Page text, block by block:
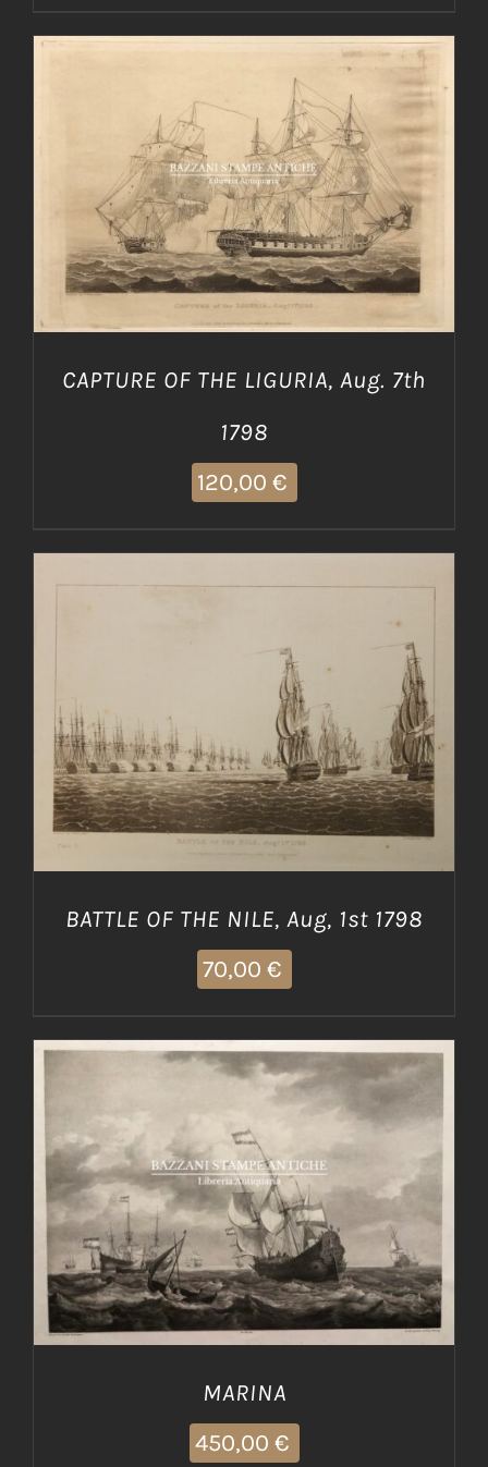
AGGIUNGI AL CARRELLO / DETTAGLI
CAPTURE OF THE LIGURIA, Aug. 7th
1798
120,00 €
AGGIUNGI AL CARRELLO / DETTAGLI
BATTLE OF THE NILE, Aug, 1st 1798
70,00 €
AGGIUNGI AL CARRELLO / DETTAGLI
MARINA
450,00 €